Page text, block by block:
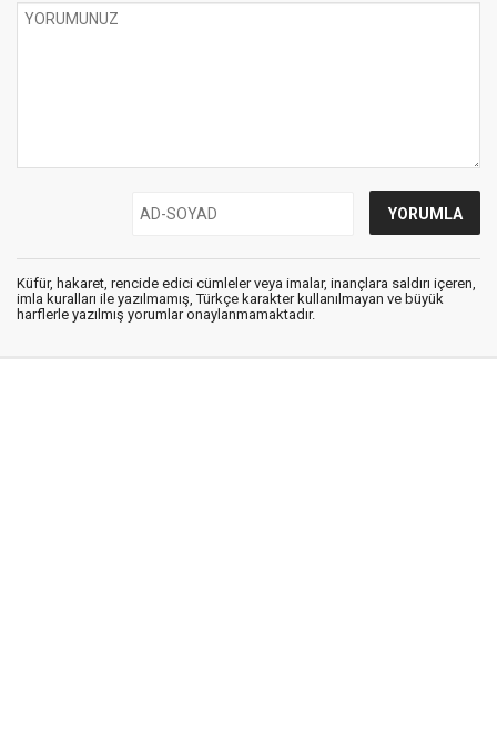
Küfür, hakaret, rencide edici cümleler veya imalar, inançlara saldırı içeren,
imla kuralları ile yazılmamış, Türkçe karakter kullanılmayan ve büyük
harflerle yazılmış yorumlar onaylanmamaktadır.